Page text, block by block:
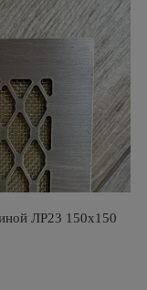
ЛР23 150х150